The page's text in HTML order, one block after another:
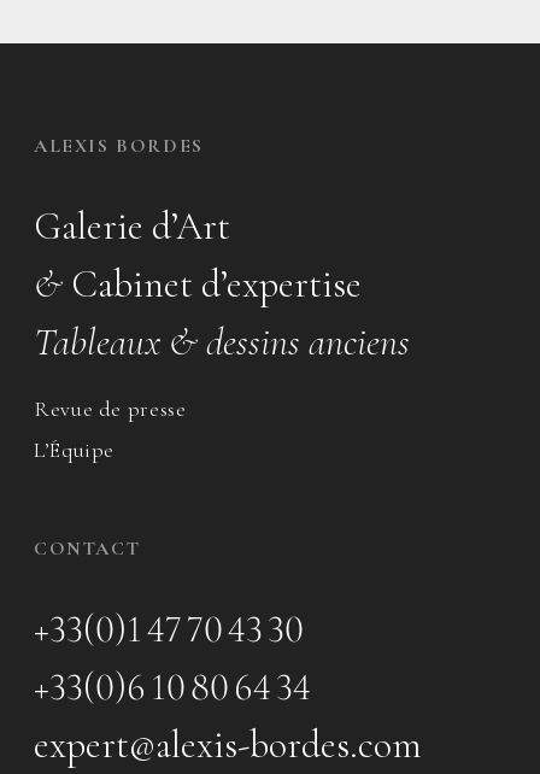
ALEXIS BORDES
Galerie d’Art
& Cabinet d’expertise
Tableaux & dessins anciens
Revue de presse
L’Équipe
CONTACT
+33(0)1 47 70 43 30
+33(0)6 10 80 64 34
expert@alexis-bordes.com